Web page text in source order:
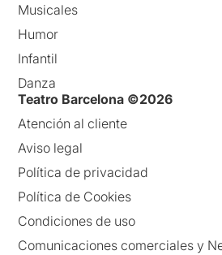
Musicales
Humor
Infantil
Danza
Teatro Barcelona ©2026
Atención al cliente
Aviso legal
Política de privacidad
Política de Cookies
Condiciones de uso
Comunicaciones comerciales y